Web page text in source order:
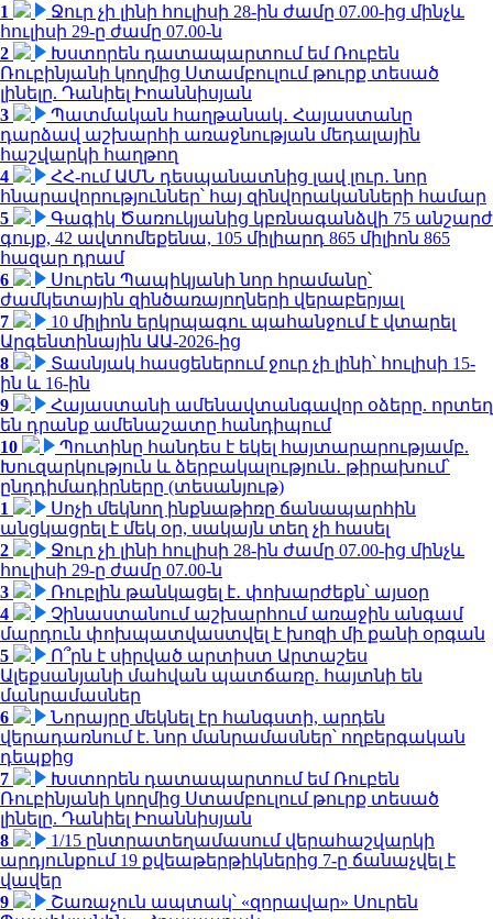
1
Ջուր չի լինի հուլիսի 28-ին ժամը 07.00-ից մինչև
հուլիսի 29-ը ժամը 07.00-ն
2
Խստորեն դատապարտում եմ Ռուբեն
Ռուբինյանի կողմից Ստամբուլում թուրք տեսած
լինելը. Դանիել Իոաննիսյան
3
Պատմական հաղթանակ․ Հայաստանը
դարձավ աշխարհի առաջնության մեդալային
հաշվարկի հաղթող
4
ՀՀ-ում ԱՄՆ դեսպանատնից լավ լուր․ նոր
հնարավորություններ՝ հայ զինվորականների համար
5
Գագիկ Ծառուկյանից կբռնագանձվի 75 անշարժ
գույք, 42 ավտոմեքենա, 105 միլիարդ 865 միլիոն 865
հազար դրամ
6
Սուրեն Պապիկյանի նոր հրամանը՝
ժամկետային զինծառայողների վերաբերյալ
7
10 միլիոն երկրպագու պահանջում է վտարել
Արգենտինային ԱԱ-2026-ից
8
Տասնյակ հասցեներում ջուր չի լինի՝ հուլիսի 15-
ին և 16-ին
9
Հայաստանի ամենավտանգավոր օձերը. որտեղ
են դրանք ամենաշատը հանդիպում
10
Պուտինը հանդես է եկել հայտարարությամբ.
Խուզարկություն և ձերբակալություն․ թիրախում՝
ընդդիմադիրները (տեսանյութ)
1
Սոչի մեկնող ինքնաթիռը ճանապարհին
անցկացրել է մեկ օր, սակայն տեղ չի հասել
2
Ջուր չի լինի հուլիսի 28-ին ժամը 07.00-ից մինչև
հուլիսի 29-ը ժամը 07.00-ն
3
Ռուբլին թանկացել է․ փոխարժեքն՝ այսօր
4
Չինաստանում աշխարհում առաջին անգամ
մարդուն փոխպատվաստվել է խոզի մի քանի օրգան
5
Ո՞րն է սիրված արտիստ Արտաշես
Ալեքսանյանի մահվան պատճառը. հայտնի են
մանրամասներ
6
Նորայրը մեկնել էր հանգստի, արդեն
վերադառնում է. նոր մանրամասներ՝ ողբերգական
դեպքից
7
Խստորեն դատապարտում եմ Ռուբեն
Ռուբինյանի կողմից Ստամբուլում թուրք տեսած
լինելը. Դանիել Իոաննիսյան
8
1/15 ընտրատեղամասում վերահաշվարկի
արդյունքում 19 քվեաթերթիկներից 7-ը ճանաչվել է
վավեր
9
Շառաչուն ապտակ՝ «զորավար» Սուրեն